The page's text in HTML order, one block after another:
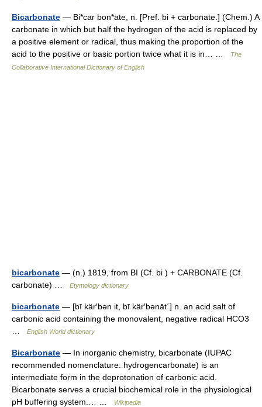
Bicarbonate — Bi*car bon*ate, n. [Pref. bi + carbonate.] (Chem.) A
carbonate in which but half the hydrogen of the acid is replaced by
a positive element or radical, thus making the proportion of the
acid to the positive or basic portion twice what it is in… …
The
Collaborative International Dictionary of English
bicarbonate — (n.) 1819, from BI (Cf. bi ) + CARBONATE (Cf.
carbonate) …
Etymology dictionary
bicarbonate — [bī kär′bən it, bī kär′bənāt΄] n. an acid salt of
carbonic acid containing the monovalent, negative radical HCO3
English World dictionary
Bicarbonate — In inorganic chemistry, bicarbonate (IUPAC
recommended nomenclature: hydrogencarbonate) is an
intermediate form in the deprotonation of carbonic acid.
Bicarbonate serves a crucial biochemical role in the physiological
pH buffering system.… …
Wikipedia